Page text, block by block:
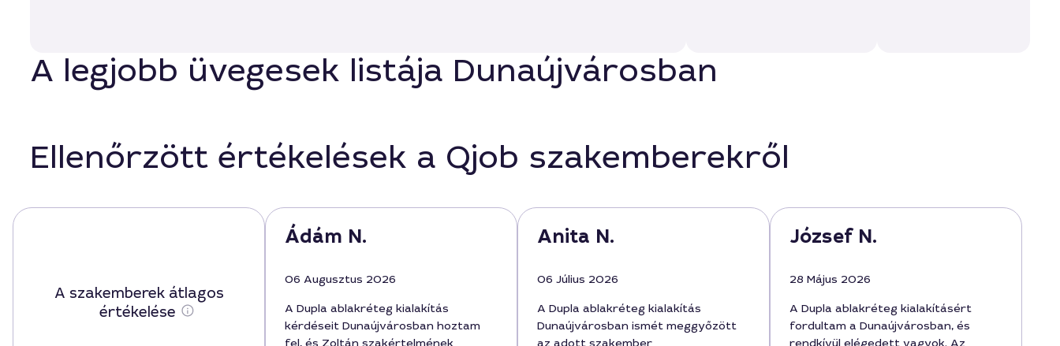
A legjobb üvegesek listája Dunaújvárosban
Ellenőrzött értékelések a Qjob szakemberekről
A szakemberek átlagos
értékelése
Ádám N.
06 Augusztus 2026
A Dupla ablakréteg kialakítás
kérdéseit Dunaújvárosban hoztam
fel, és Zoltán szakértelmének
Anita N.
06 Július 2026
A Dupla ablakréteg kialakítás
Dunaújvárosban ismét meggyőzött
az adott szakember
József N.
28 Május 2026
A Dupla ablakréteg kialakításért
fordultam a Dunaújvárosban, és
rendkívül elégedett vagyok. Az